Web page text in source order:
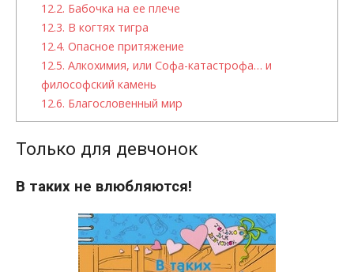
12.2. Бабочка на ее плече
12.3. В когтях тигра
12.4. Опасное притяжение
12.5. Алкохимия, или Софа-катастрофа… и
философский камень
12.6. Благословенный мир
Только для девчонок
В таких не влюбляются!